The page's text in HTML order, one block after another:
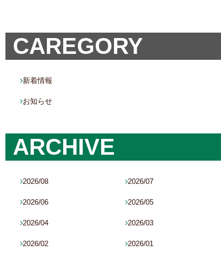
CAREGORY
新着情報
お知らせ
ARCHIVE
2026/08 2026/07
2026/06 2026/05
2026/04 2026/03
2026/02 2026/01